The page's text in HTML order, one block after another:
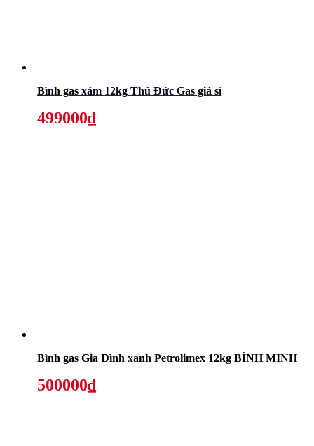
Bình gas xám 12kg Thủ Đức Gas giá sỉ
499000₫
Bình gas Gia Đình xanh Petrolimex 12kg BÌNH MINH
500000₫